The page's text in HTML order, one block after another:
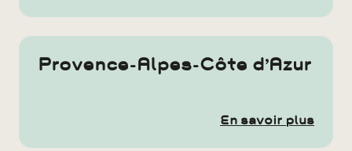
Provence-Alpes-Côte d’Azur
En savoir plus